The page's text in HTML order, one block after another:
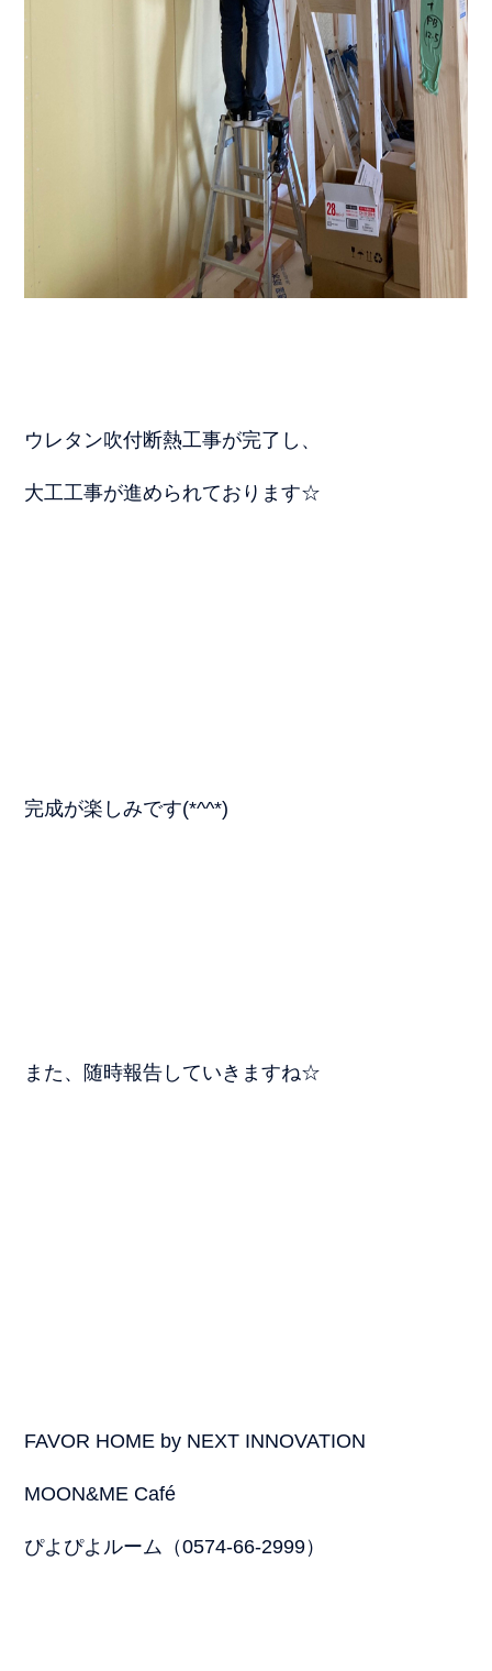
ウレタン吹付断熱工事が完了し、
大工工事が進められております☆
完成が楽しみです(*^^*)
また、随時報告していきますね☆
FAVOR HOME by NEXT INNOVATION
MOON&ME Café
ぴよぴよルーム（0574-66-2999）